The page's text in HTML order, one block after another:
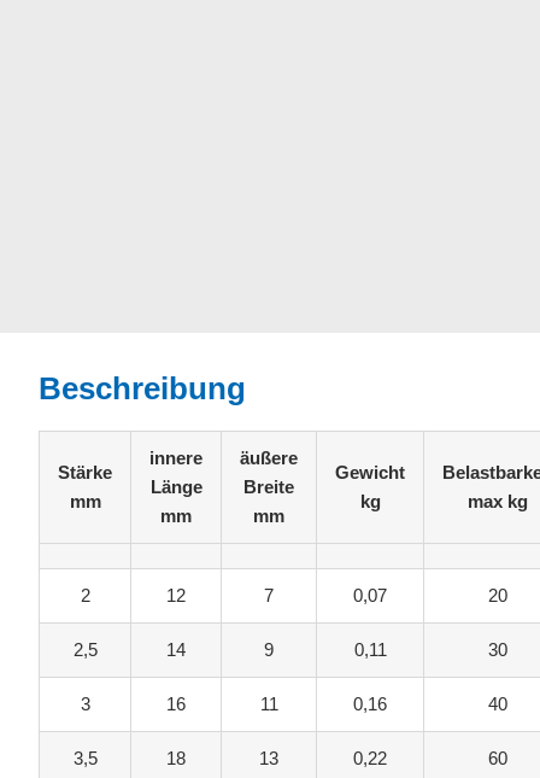
Beschreibung
Stärke
mm
innere
Länge
mm
äußere
Breite
mm
Gewicht
kg
max kg
2 12 7 0,07 20
2,5 14 9 0,11 30
3 16 11 0,16 40
3,5 18 13 0,22 60